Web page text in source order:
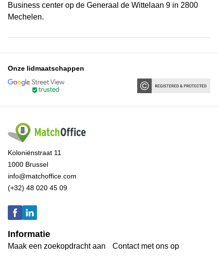
Business center op de Generaal de Wittelaan 9 in 2800
Mechelen.
Onze lidmaatschappen
Koloniënstraat 11
1000 Brussel
info@matchoffice.com
(+32) 48 020 45 09
Informatie
Maak een zoekopdracht aan
Contact met ons op